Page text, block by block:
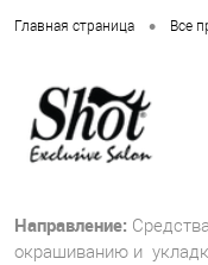
Главная страница • Все
Направление:
окрашиванию и